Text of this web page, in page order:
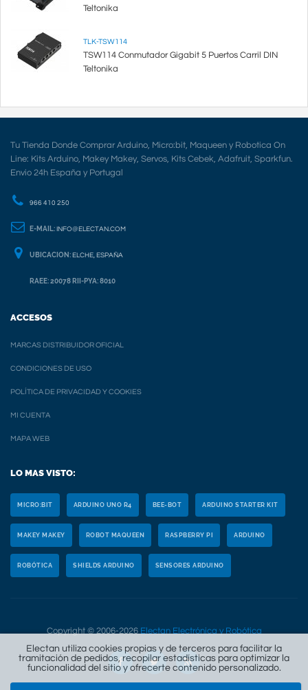
Teltonika
TLK-TSW114
TSW114 Conmutador Gigabit 5 Puertos Carril DIN
Teltonika
Tu Tienda Donde Comprar Arduino, Micro:bit, Maqueen y Robotica On
Line: Kits Arduino, Makey Makey, Servos, Kits Cebek, Adafruit, Sparkfun.
Envio 24h España y Portugal
966 410 250
E-MAIL: INFO@ELECTAN.COM
UBICACION: ELCHE, ESPAÑA
RAEE: 20078 RII-PYA: 8010
ACCESOS
MARCAS DISTRIBUIDOR OFICIAL
CONDICIONES DE USO
POLÍTICA DE PRIVACIDAD Y COOKIES
MI CUENTA
MAPA WEB
LO MAS VISTO:
MICRO:BIT ARDUINO UNO R4 BEE-BOT ARDUINO STARTER KIT
MAKEY MAKEY ROBOT MAQUEEN RASPBERRY PI ARDUINO
ROBÓTICA SHIELDS ARDUINO SENSORES ARDUINO
Copyright © 2006-2026 Electan Electrónica y Robótica
Electan utiliza cookies propias y de terceros para facilitar la
tramitación de pedidos, recopilar estadísticas para optimizar la
funcionalidad del sitio y ofrecerte contenido personalizado.